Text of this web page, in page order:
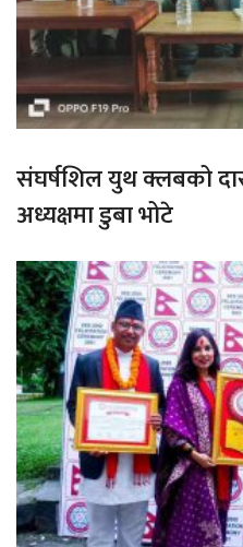
संघर्षशिल युथ क्लबको
अध्यक्षमा डुबा भोटे